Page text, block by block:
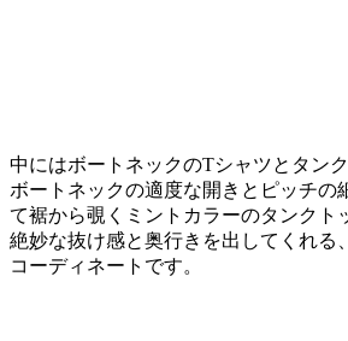
中にはボートネックのTシャツとタンク
ボートネックの適度な開きとピッチの
て裾から覗くミントカラーのタンクト
絶妙な抜け感と奥行きを出してくれる
コーディネートです。